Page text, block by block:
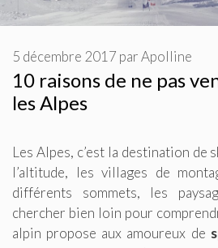
10 raisons de ne pas
les Alpes
5 décembre 2017 parApolline
Les Alpes, c’est la destination de
l’altitude, les villages de
différents sommets, les
chercher bien loin pour
alpin propose aux amoureux de